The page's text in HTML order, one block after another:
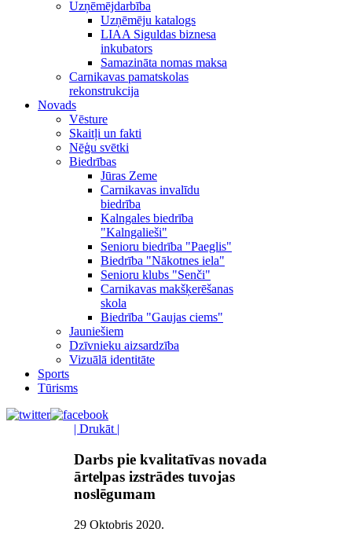
Uzņēmējdarbība
Uzņēmēju katalogs
LIAA Siguldas biznesa
inkubators
Samazināta nomas maksa
Carnikavas pamatskolas
rekonstrukcija
Novads
Vēsture
Skaitļi un fakti
Nēģu svētki
Biedrības
Jūras Zeme
Carnikavas invalīdu
biedrība
Kalngales biedrība
"Kalngalieši"
Senioru biedrība "Paeglis"
Biedrība "Nākotnes iela"
Senioru klubs "Senči"
Carnikavas makšķerēšanas
skola
Biedrība "Gaujas ciems"
Jauniešiem
Dzīvnieku aizsardzība
Vizuālā identitāte
Sports
Tūrisms
| Drukāt |
Darbs pie kvalitatīvas novada
ārtelpas izstrādes tuvojas
noslēgumam
29 Oktobris 2020.